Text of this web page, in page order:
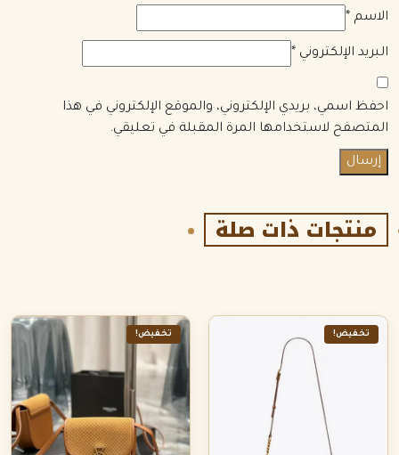
الاسم *
البريد الإلكتروني *
احفظ اسمي، بريدي الإلكتروني، والموقع الإلكتروني في هذا
المتصفح لاستخدامها المرة المقبلة في تعليقي.
منتجات ذات صلة
تخفيض! تخفيض!